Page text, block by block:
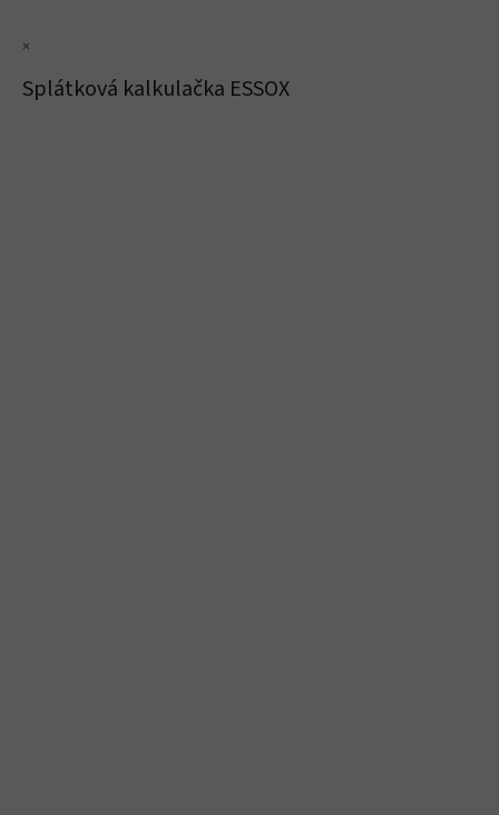
×
Splátková kalkulačka ESSOX